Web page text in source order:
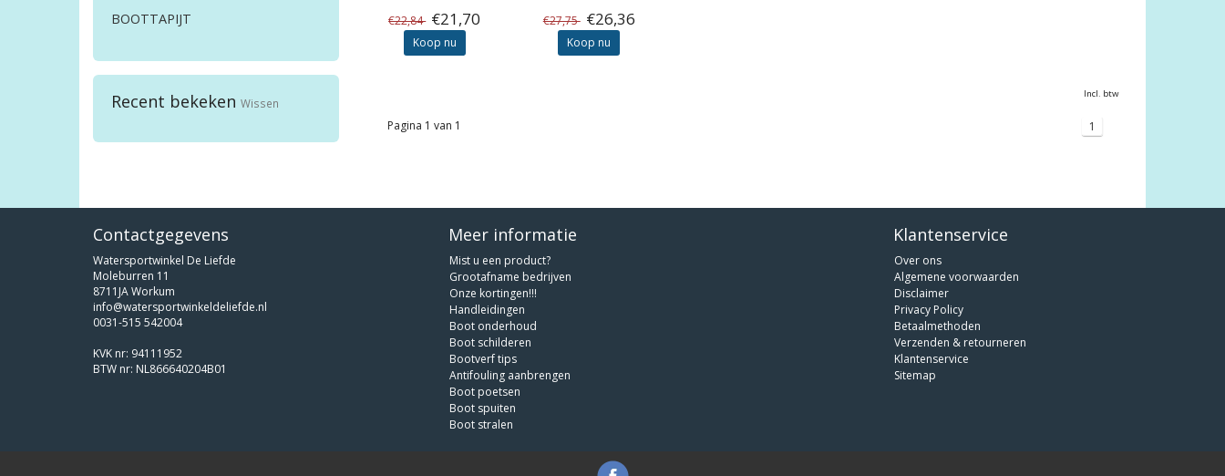
BOOTTAPIJT
Recent bekeken Wissen
€22,84 €21,70
Koop nu
€27,75 €26,36
Koop nu
Incl. btw
Pagina 1 van 1 1
Contactgegevens
Watersportwinkel De Liefde
Moleburren 11
8711JA Workum
info@watersportwinkeldeliefde.nl
0031-515 542004
KVK nr: 94111952
BTW nr: NL866640204B01
Meer informatie
Mist u een product?
Grootafname bedrijven
Onze kortingen!!!
Handleidingen
Boot onderhoud
Boot schilderen
Bootverf tips
Antifouling aanbrengen
Boot poetsen
Boot spuiten
Boot stralen
Klantenservice
Over ons
Algemene voorwaarden
Disclaimer
Privacy Policy
Betaalmethoden
Verzenden & retourneren
Klantenservice
Sitemap